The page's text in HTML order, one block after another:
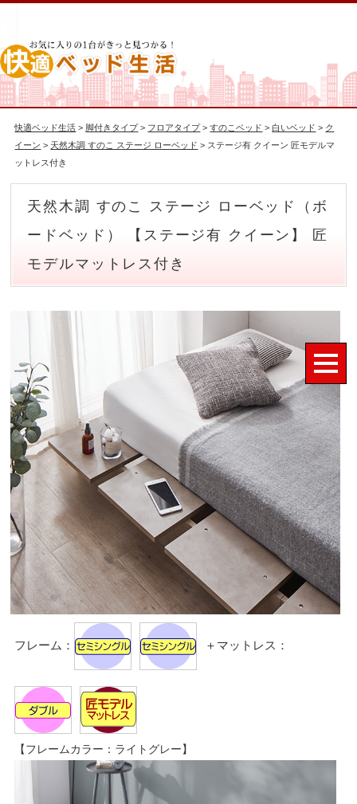
快適ベッド生活 > 脚付きタイプ > フロアタイプ >すのこベッド >白いベッド > ク
イーン > 天然木調 すのこ ステージ ローベッド > ステージ有 クイーン 匠モデルマ
ットレス付き
天然木調 すのこ ステージ ローベッド（ボ
ードベッド） 【ステージ有 クイーン】 匠
モデルマットレス付き
フレーム： ＋マットレス：
【フレームカラー：ライトグレー】